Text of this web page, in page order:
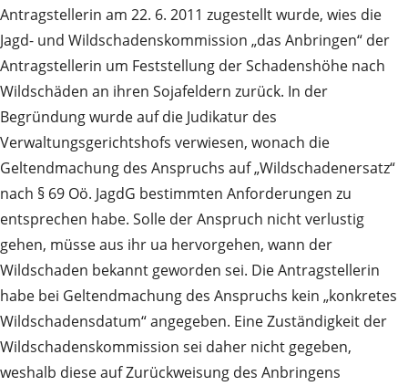
Antragstellerin am 22. 6. 2011 zugestellt wurde, wies die
Jagd- und Wildschadenskommission „das Anbringen“ der
Antragstellerin um Feststellung der Schadenshöhe nach
Wildschäden an ihren Sojafeldern zurück. In der
Begründung wurde auf die Judikatur des
Verwaltungsgerichtshofs verwiesen, wonach die
Geltendmachung des Anspruchs auf „Wildschadenersatz“
nach § 69 Oö. JagdG bestimmten Anforderungen zu
entsprechen habe. Solle der Anspruch nicht verlustig
gehen, müsse aus ihr ua hervorgehen, wann der
Wildschaden bekannt geworden sei. Die Antragstellerin
habe bei Geltendmachung des Anspruchs kein „konkretes
Wildschadensdatum“ angegeben. Eine Zuständigkeit der
Wildschadenskommission sei daher nicht gegeben,
weshalb diese auf Zurückweisung des Anbringens